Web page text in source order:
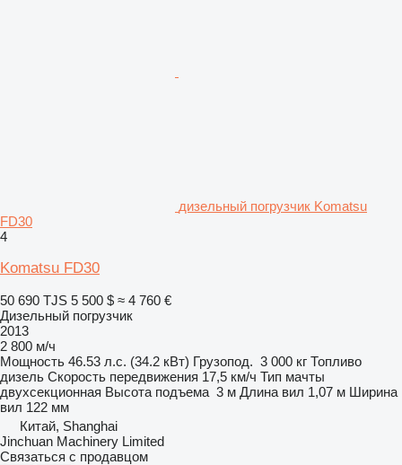
дизельный погрузчик Komatsu
FD30
4
Komatsu FD30
50 690 TJS 5 500 $ ≈ 4 760 €
Дизельный погрузчик
2013
2 800 м/ч
Мощность 46.53 л.с. (34.2 кВт) Грузопод. 3 000 кг Топливо
дизель Скорость передвижения 17,5 км/ч Тип мачты
двухсекционная Высота подъема 3 м Длина вил 1,07 м Ширина
вил 122 мм
Китай, Shanghai
Jinchuan Machinery Limited
Связаться с продавцом